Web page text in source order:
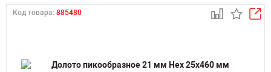
Код товара: 885480